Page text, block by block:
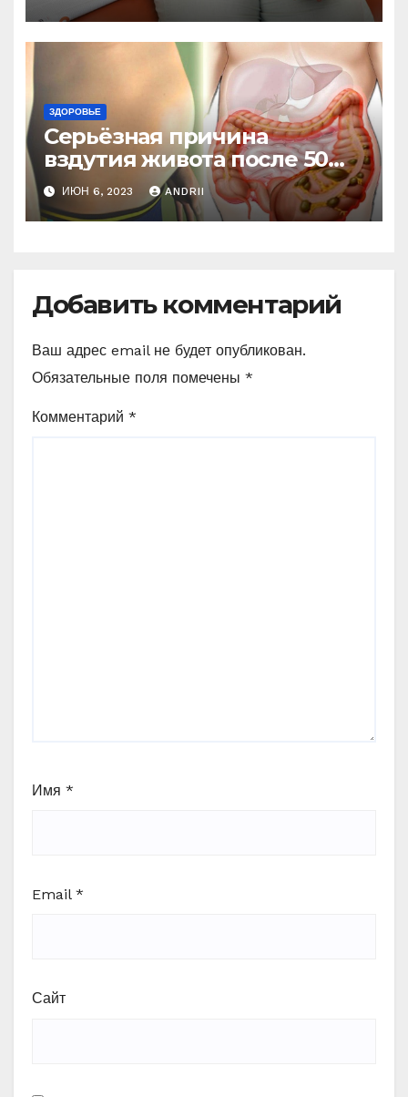
ЗДОРОВЬЕ
Серьёзная причина
вздутия живота после 50
лет. Многие обращают на
это внимание, когда
становится поздно!
ИЮН 6, 2023 ANDRII
Добавить комментарий
Ваш адрес email не будет опубликован.
Обязательные поля помечены *
Комментарий *
Имя *
Email *
Сайт